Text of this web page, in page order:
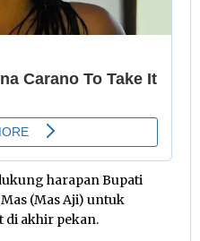
harapan Bupati
(Mas Aji) untuk
di akhir pekan.